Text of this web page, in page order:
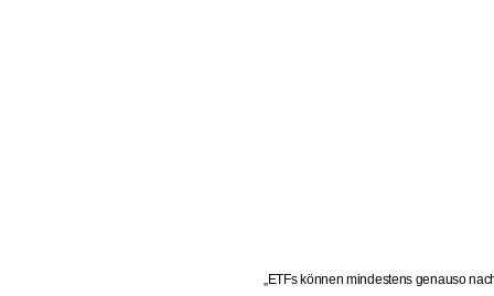
„ETFs können mindestens genauso